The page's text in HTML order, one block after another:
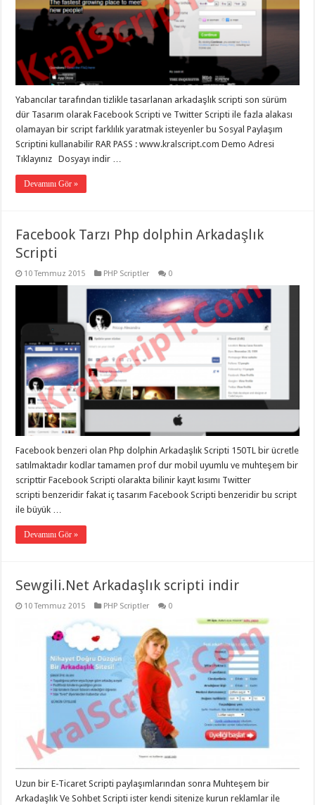
taşımacılık,
gaziantep
organizasyon ,
gaziantep
organizasyon,
gaziantep
gaziantep
organizasyon,
organizasyon
gaziantep
palyaço
twitter
takipçi
twitter
instagram
takipçi
hilesi,
Yabancılar tarafından tizlikle tasarlanan arkadaşlık scripti son sürüm
dür Tasarım olarak Facebook Scripti ve Twitter Scripti ile fazla alakası
olamayan bir script farklılık yaratmak isteyenler bu Sosyal Paylaşım
Scriptini kullanabilir RAR PASS : www.kralscript.com Demo Adresi
Tıklayınız Dosyayı indir …
Devamını Gör »
Facebook Tarzı Php dolphin Arkadaşlık
Scripti
10 Temmuz 2015 PHP Scriptler 0
Facebook benzeri olan Php dolphin Arkadaşlık Scripti 150TL bir ücretle
satılmaktadır kodlar tamamen prof dur mobil uyumlu ve muhteşem bir
scripttir Facebook Scripti olarakta bilinir kayıt kısımı Twitter
scripti benzeridir fakat iç tasarım Facebook Scripti benzeridir bu script
ile büyük …
Devamını Gör »
Sewgili.Net Arkadaşlık scripti indir
10 Temmuz 2015 PHP Scriptler 0
Uzun bir E-Ticaret Scripti paylaşımlarından sonra Muhteşem bir
Arkadaşlık Ve Sohbet Scripti ister kendi sitenize kurun reklamlar ile